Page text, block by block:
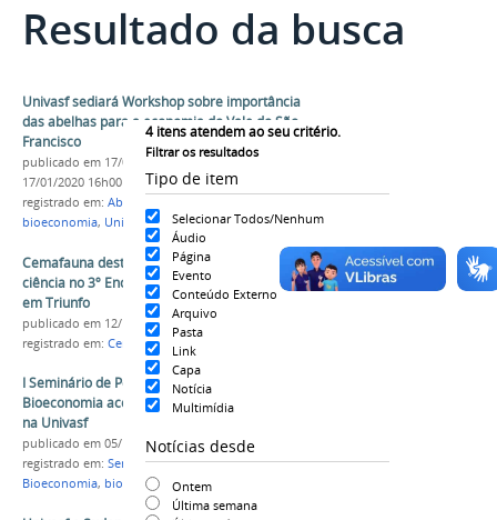
Resultado da busca
4itens atendem ao seu critério.
Filtrar os resultados
Tipo de item
Selecionar Todos/Nenhum
Áudio
Página
Evento
Conteúdo Externo
Arquivo
Pasta
Link
Capa
Notícia
Multimídia
Notícias desde
Ontem
Última semana
Univasf sediará Workshop sobre importância
das abelhas para a economia do Vale do São
Francisco
publicado em 17/01/2020—última modificação
17/01/2020 16h00
registrado em: Abelhas
bioeconomia, Universidade de Cardiff
Cemafauna destaca papel da conservação e da
ciência no 3º Encontro da Bioeconomia do Mel
em Triunfo
publicado em 12/11/2025
registrado em: Cemafauna bioeconomia
I Seminário de Pesquisa da Rede Impacta
Bioeconomia acontece no dia 25 de novembro
na Univasf
publicado em 05/11/2024
registrado em: Seminário,Rede Impacta
Bioeconomia, bioeconomia,Sustentabilidade